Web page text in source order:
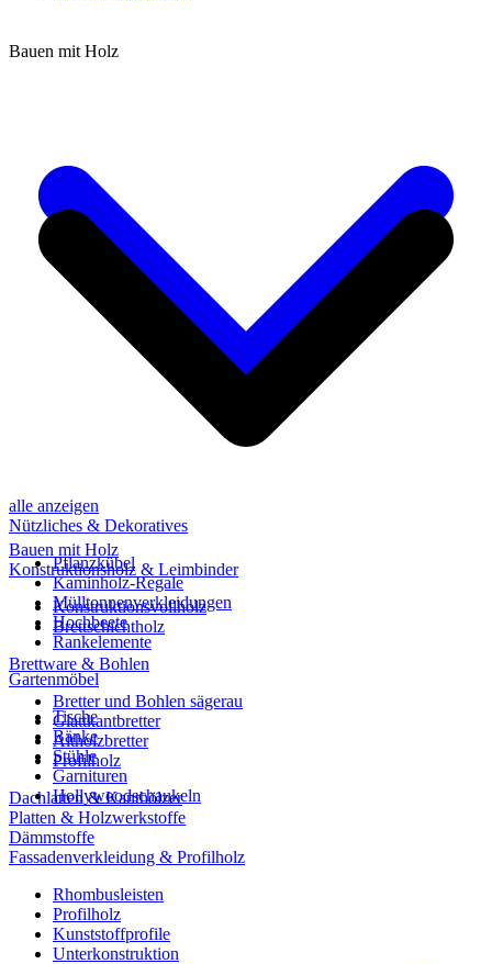
alle anzeigen
Nützliches & Dekoratives
Pflanzkübel
Kaminholz-Regale
Mülltonnenverkleidungen
Hochbeete
Rankelemente
Gartenmöbel
Tische
Bänke
Stühle
Garnituren
Hollywoodschaukeln
Bauen mit Holz
Bauen mit Holz
Konstruktionsholz & Leimbinder
Konstruktionsvollholz
Brettschichtholz
Brettware & Bohlen
Bretter und Bohlen sägerau
Glattkantbretter
Altholzbretter
Profilholz
Dachlatten & Kanthölzer
Platten & Holzwerkstoffe
Dämmstoffe
Fassadenverkleidung & Profilholz
Rhombusleisten
Profilholz
Kunststoffprofile
Unterkonstruktion